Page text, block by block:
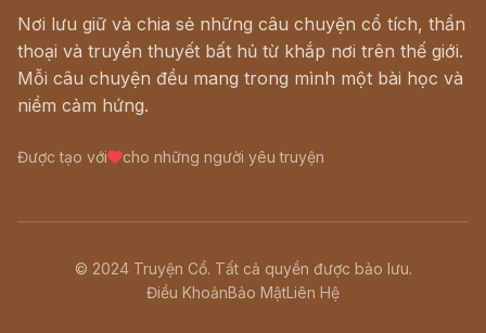
Nơi lưu giữ và chia sẻ những câu chuyện cổ tích, thần
thoại và truyền thuyết bất hủ từ khắp nơi trên thế giới.
Mỗi câu chuyện đều mang trong mình một bài học và
niềm cảm hứng.
Được tạo với cho những người yêu truyện
© 2024 Truyện Cổ. Tất cả quyền được bảo lưu.
Điều KhoảnBảo MậtLiên Hệ